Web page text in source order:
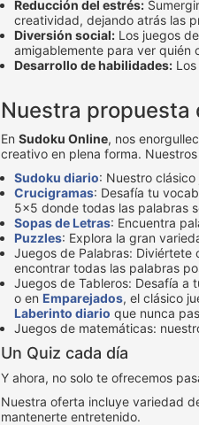
Reducción del estrés:
creatividad, dejando atrás las
Diversión social: Los juegos
amigablemente para ver quién
Desarrollo de habilidades:
Nuestra propuesta
En Sudoku Online, nos
creativo en plena forma.
Sudoku diario: Nuestro
Crucigramas: Desafía tu
5x5 donde todas las palabras
Sopas de Letras: Encuentra
Puzzles: Explora la gran
Juegos de Palabras: Diviértete
encontrar todas las palabras
Juegos de Tableros: Desafía a
o en Emparejados, el clásico
Laberinto diario que nunca
Juegos de matemáticas:
Un Quiz cada día
Y ahora, no solo te ofrecemos
Nuestra oferta incluye variedad
mantenerte entretenido.